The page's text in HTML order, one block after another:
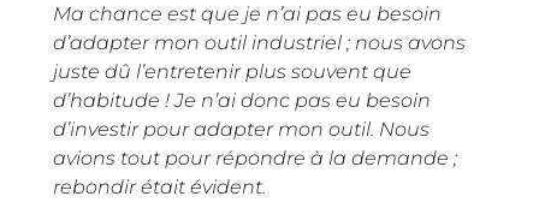
Ma chance est que je n’ai pas eu besoin
d’adapter mon outil industriel ; nous avons
juste dû l’entretenir plus souvent que
d’habitude ! Je n’ai donc pas eu besoin
d’investir pour adapter mon outil. Nous
avions tout pour répondre à la demande ;
rebondir était évident.